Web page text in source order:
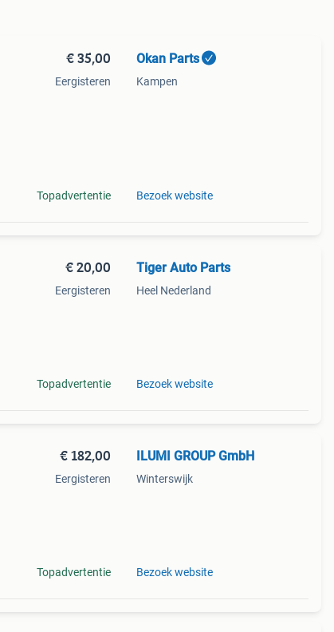
€ 35,00
Eergisteren
Topadvertentie
Okan Parts
Kampen
Bezoek website
€ 20,00
Eergisteren
Topadvertentie
Tiger Auto Parts
Heel Nederland
Bezoek website
€ 182,00
Eergisteren
Topadvertentie
ILUMI GROUP GmbH
Winterswijk
Bezoek website